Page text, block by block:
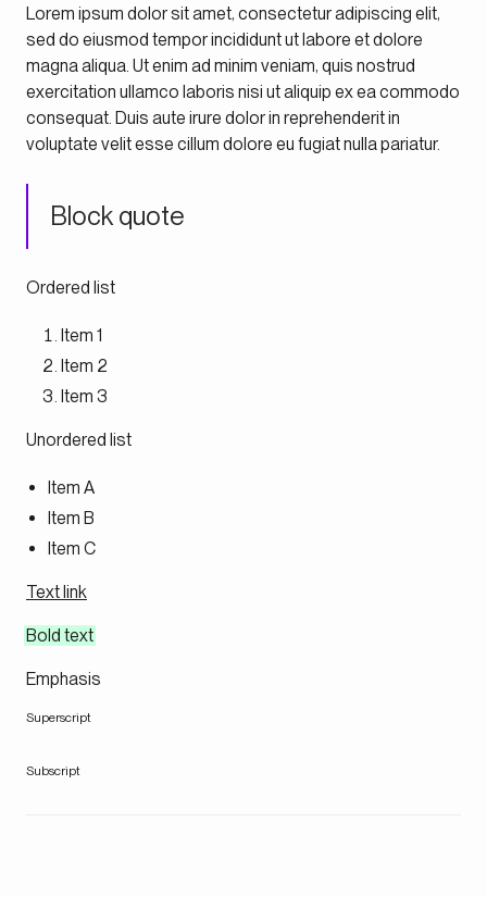
Lorem ipsum dolor sit amet, consectetur adipiscing elit,
sed do eiusmod tempor incididunt ut labore et dolore
magna aliqua. Ut enim ad minim veniam, quis nostrud
exercitation ullamco laboris nisi ut aliquip ex ea commodo
consequat. Duis aute irure dolor in reprehenderit in
voluptate velit esse cillum dolore eu fugiat nulla pariatur.
Block quote
Ordered list
Item 1
Item 2
Item 3
Unordered list
Item A
Item B
Item C
Text link
Bold text
Emphasis
Superscript
Subscript